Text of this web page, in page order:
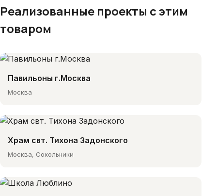
Реализованные проекты с этим
товаром
Павильоны г.Москва
Москва
Храм свт. Тихона Задонского
Москва, Сокольники